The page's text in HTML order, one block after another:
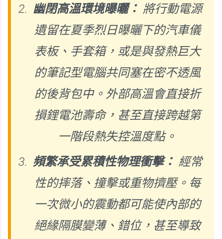
幽閉高溫環境曝曬： 將行動電源
遺留在夏季烈日曝曬下的汽車儀
表板、手套箱，或是與發熱巨大
的筆記型電腦共同塞在密不透風
的後背包中。外部高溫會直接折
損鋰電池壽命，甚至直接跨越第
一階段熱失控溫度點。
頻繁承受累積性物理衝擊： 經常
性的摔落、撞擊或重物擠壓。每
一次微小的震動都可能使內部的
絕緣隔膜變薄、錯位，甚至導致